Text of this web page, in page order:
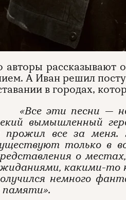
рассказывают
А Иван решил
в городах,
«Все эти песни —
вымышленный
прожил все за меня.
только в
о
какими-то
немного
памяти».